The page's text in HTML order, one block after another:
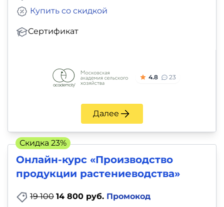
Сертификат
Купить со скидкой
4.8 23
Далее
Онлайн-курс «Производство
продукции растениеводства»
19 100 14 800 руб. Промокод
Скидка 23%